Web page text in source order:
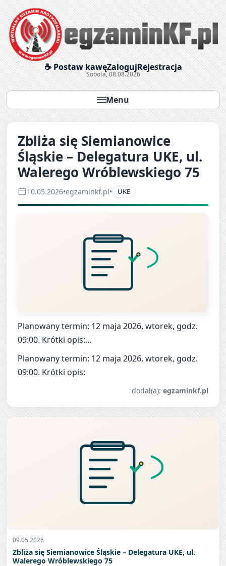
Egzaminy krótkofalarskie
☕ Postaw kawęZalogujRejestracja
Sobota, 08.08.2026
Menu
Zbliża się Siemianowice
Śląskie – Delegatura UKE, ul.
Walerego Wróblewskiego 75
10.05.2026•egzaminkf.pl• UKE
Planowany termin: 12 maja 2026, wtorek, godz.
09:00. Krótki opis:…
Planowany termin: 12 maja 2026, wtorek, godz.
09:00. Krótki opis:
dodał(a): egzaminkf.pl
09.05.2026
Zbliża się Siemianowice Śląskie – Delegatura UKE, ul.
Walerego Wróblewskiego 75